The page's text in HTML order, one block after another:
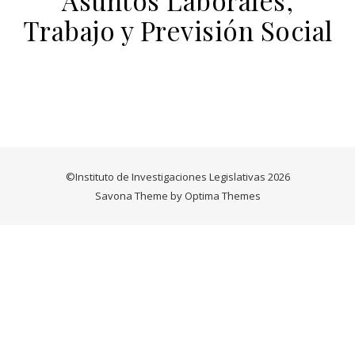
Trabajo y Previsión Social
©Instituto de Investigaciones Legislativas 2026
Savona Theme by Optima Themes